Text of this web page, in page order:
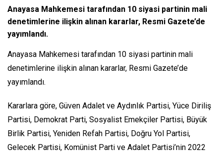
Anayasa Mahkemesi tarafından 10 siyasi partinin mali
denetimlerine ilişkin alınan kararlar, Resmi Gazete’de
yayımlandı.
Anayasa Mahkemesi tarafından 10 siyasi partinin mali
denetimlerine ilişkin alınan kararlar, Resmi Gazete’de
yayımlandı.
Kararlara göre, Güven Adalet ve Aydınlık Partisi, Yüce Diriliş
Partisi, Demokrat Parti, Sosyalist Emekçiler Partisi, Büyük
Birlik Partisi, Yeniden Refah Partisi, Doğru Yol Partisi,
Gelecek Partisi, Komünist Parti ve Adalet Partisi’nin 2022